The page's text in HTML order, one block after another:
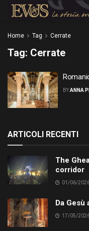
Home Tag Cerrate
Tag: Cerrate
BYANNA
ARTICOLI RECENTI
The
corridor
01/06/
Da Gesù
17/05/